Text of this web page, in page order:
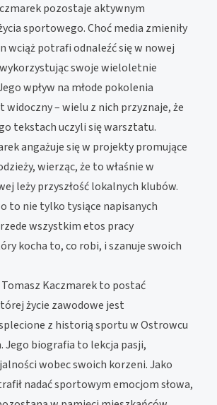
pozostaje aktywnym
sportowego. Choć media zmieniły
wciąż potrafi odnaleźć się w nowej
swoje wieloletnie
wpływ na młode pokolenia
widoczny – wielu z nich przyznaje, że
tekstach uczyli się warsztatu.
angażuje się w projekty promujące
wierząc, że to właśnie w
leży przyszłość lokalnych klubów.
to nie tylko tysiące napisanych
wszystkim etos pracy
kocha to, co robi, i szanuje swoich
Kaczmarek to postać
życie zawodowe jest
z historią sportu w Ostrowcu
Jego biografia to lekcja pasji,
wobec swoich korzeni. Jako
nadać sportowym emocjom słowa,